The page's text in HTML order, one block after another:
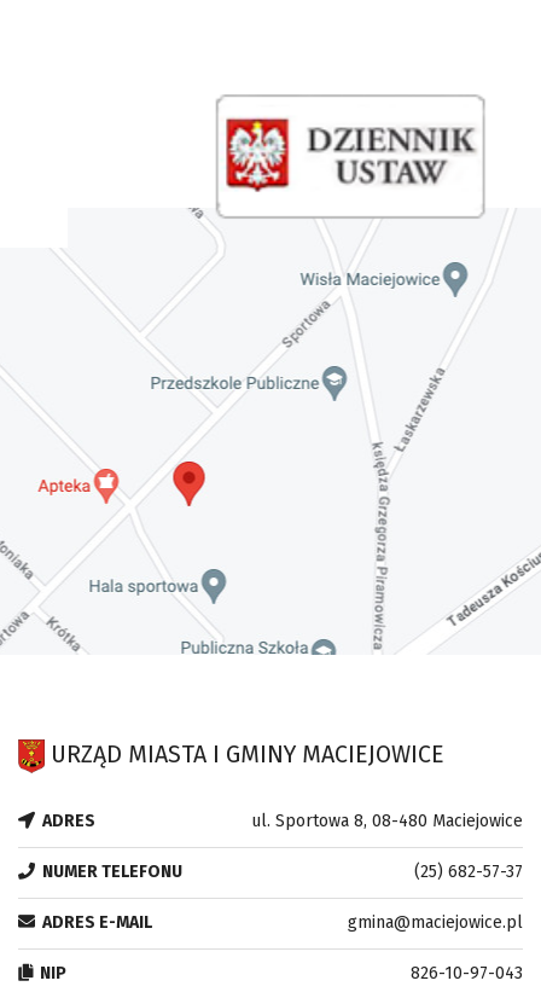
URZĄD MIASTA I GMINY MACIEJOWICE
ADRES ul. Sportowa 8, 08-480 Maciejowice
NUMER TELEFONU (25) 682-57-37
ADRES E-MAIL gmina@maciejowice.pl
NIP 826-10-97-043